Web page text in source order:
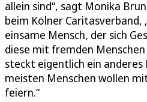
allein sind“, sagt Monika
beim Kölner Caritasverband,
einsame Mensch, der sich
diese mit fremden
steckt eigentlich ein anderes
meisten Menschen wollen
feiern.“